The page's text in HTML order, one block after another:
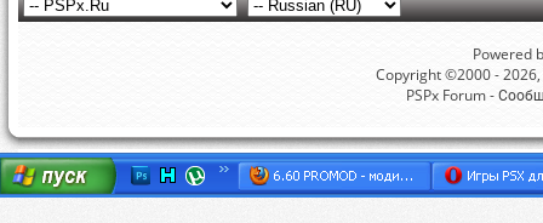
Powered
Copyright ©2000 -
PSPx Forum -